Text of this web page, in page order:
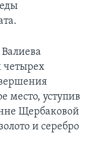
четырех
место, уступив
Щербаковой
и серебро